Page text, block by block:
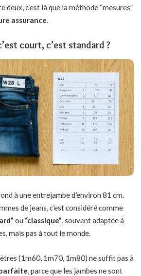
c’est là que la méthode “mesures”
assurance
court, c’est standard ?
à une entrejambe d’environ 81 cm.
de jeans, c’est considéré comme
ou “classique”, souvent adaptée à
mais pas à tout le monde.
(1m60, 1m70, 1m80) ne suffit pas à
, parce que les jambes ne sont